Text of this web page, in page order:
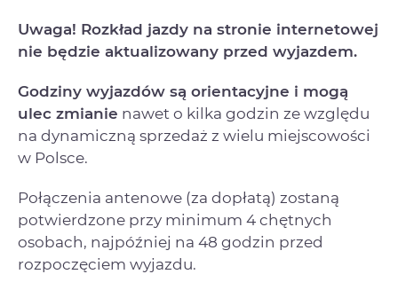
Uwaga! Rozkład jazdy na stronie internetowej
nie będzie aktualizowany przed wyjazdem.
Godziny wyjazdów są orientacyjne i mogą
ulec zmianie nawet o kilka godzin ze względu
na dynamiczną sprzedaż z wielu miejscowości
w Polsce.
Połączenia antenowe (za dopłatą) zostaną
potwierdzone przy minimum 4 chętnych
osobach, najpóźniej na 48 godzin przed
rozpoczęciem wyjazdu.